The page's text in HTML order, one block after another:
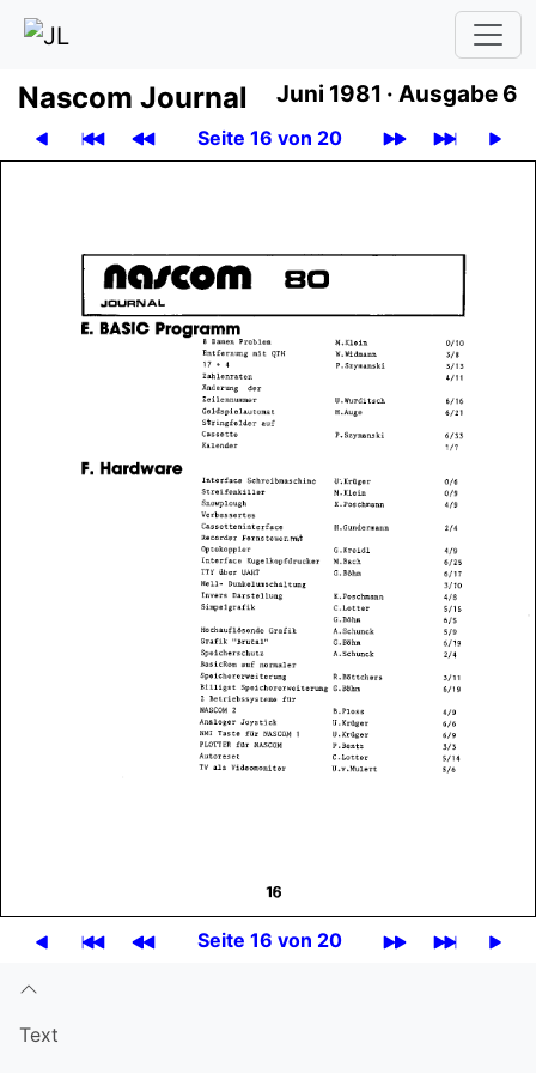
Nascom Journal Juni 1981 · Ausgabe 6
Seite 16 von 20
Seite 16 von 20
Text